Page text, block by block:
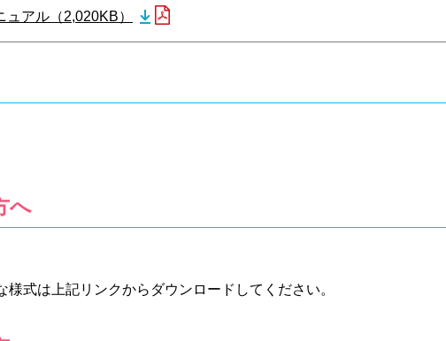
ュアル（2,020KB）
へ
式は上記リンクからダウンロードしてください。